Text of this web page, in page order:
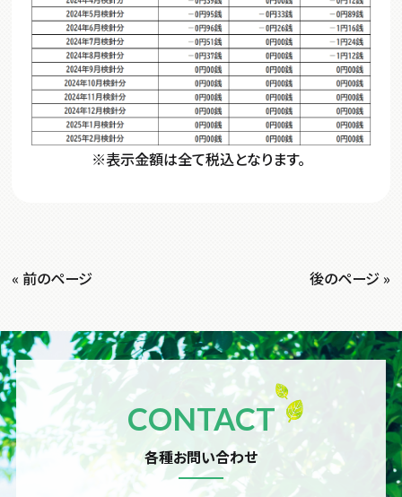
※表示金額は全て税込となります。
« 前のページ 後のページ »
CONTACT
各種お問い合わせ